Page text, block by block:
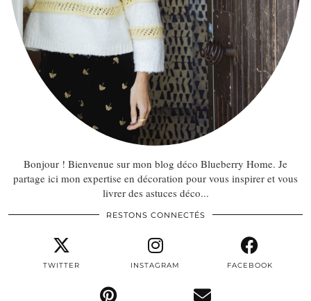
Bonjour ! Bienvenue sur mon blog déco Blueberry Home. Je
partage ici mon expertise en décoration pour vous inspirer et vous
livrer des astuces déco...
RESTONS CONNECTÉS
TWITTER INSTAGRAM FACEBOOK